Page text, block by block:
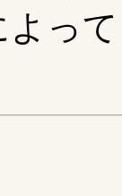
よっ